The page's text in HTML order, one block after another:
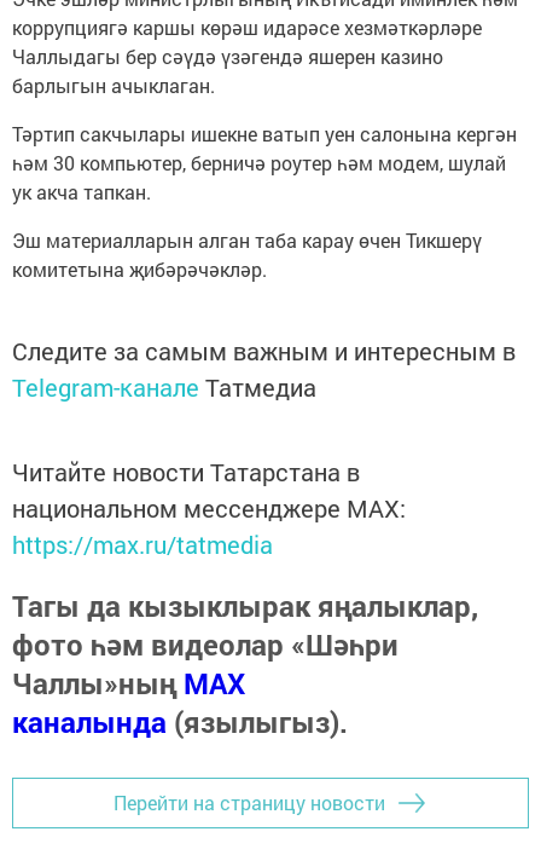
коррупциягә каршы көрәш идарәсе хезмәткәрләре
Чаллыдагы бер сәүдә үзәгендә яшерен казино
барлыгын ачыклаган.
Тәртип сакчылары ишекне ватып уен салонына кергән
һәм 30 компьютер, берничә роутер һәм модем, шулай
ук акча тапкан.
Эш материалларын алган таба карау өчен Тикшерү
комитетына җибәрәчәкләр.
Следите за самым важным и интересным в
Telegram-канале Татмедиа
Читайте новости Татарстана в
национальном мессенджере MАХ:
https://max.ru/tatmedia
Тагы да кызыклырак яңалыклар,
фото һәм видеолар «Шәһри
Чаллы»ныңMAX
каналында (язылыгыз).
Перейти на страницу новости